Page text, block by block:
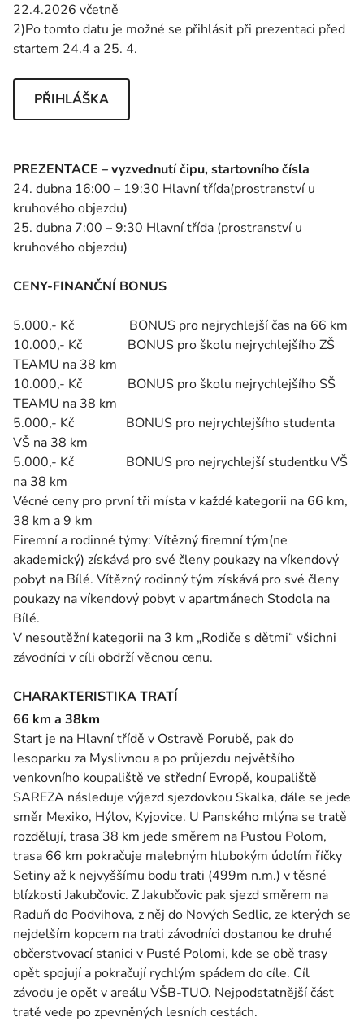
22.4.2026 včetně
2)Po tomto datu je možné se přihlásit při prezentaci před
startem 24.4 a 25. 4.
PŘIHLÁŠKA
PREZENTACE – vyzvednutí čipu, startovního čísla
24. dubna 16:00 – 19:30 Hlavní třída(prostranství u
kruhového objezdu)
25. dubna 7:00 – 9:30 Hlavní třída (prostranství u
kruhového objezdu)
CENY-FINANČNÍ BONUS
5.000,- Kč BONUS pro nejrychlejší čas na 66 km
10.000,- Kč BONUS pro školu nejrychlejšího ZŠ
TEAMU na 38 km
10.000,- Kč BONUS pro školu nejrychlejšího SŠ
TEAMU na 38 km
5.000,- Kč BONUS pro nejrychlejšího studenta
VŠ na 38 km
5.000,- Kč BONUS pro nejrychlejší studentku VŠ
na 38 km
Věcné ceny pro první tři místa v každé kategorii na 66 km,
38 km a 9 km
Firemní a rodinné týmy: Vítězný firemní tým(ne
akademický) získává pro své členy poukazy na víkendový
pobyt na Bílé. Vítězný rodinný tým získává pro své členy
poukazy na víkendový pobyt v apartmánech Stodola na
Bílé.
V nesoutěžní kategorii na 3 km „Rodiče s dětmi“ všichni
závodníci v cíli obdrží věcnou cenu.
CHARAKTERISTIKA TRATÍ
66 km a 38km
Start je na Hlavní třídě v Ostravě Porubě, pak do
lesoparku za Myslivnou a po průjezdu největšího
venkovního koupaliště ve střední Evropě, koupaliště
SAREZA následuje výjezd sjezdovkou Skalka, dále se jede
směr Mexiko, Hýlov, Kyjovice. U Panského mlýna se tratě
rozdělují, trasa 38 km jede směrem na Pustou Polom,
trasa 66 km pokračuje malebným hlubokým údolím říčky
Setiny až k nejvyššímu bodu trati (499m n.m.) v těsné
blízkosti Jakubčovic. Z Jakubčovic pak sjezd směrem na
Raduň do Podvihova, z něj do Nových Sedlic, ze kterých se
nejdelším kopcem na trati závodníci dostanou ke druhé
občerstvovací stanici v Pusté Polomi, kde se obě trasy
opět spojují a pokračují rychlým spádem do cíle. Cíl
závodu je opět v areálu VŠB-TUO. Nejpodstatnější část
tratě vede po zpevněných lesních cestách.